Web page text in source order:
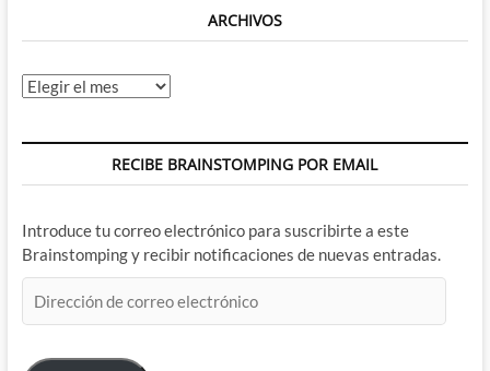
ARCHIVOS
Archivos
RECIBE BRAINSTOMPING POR EMAIL
Introduce tu correo electrónico para suscribirte a este
Brainstomping y recibir notificaciones de nuevas entradas.
de
electrónico